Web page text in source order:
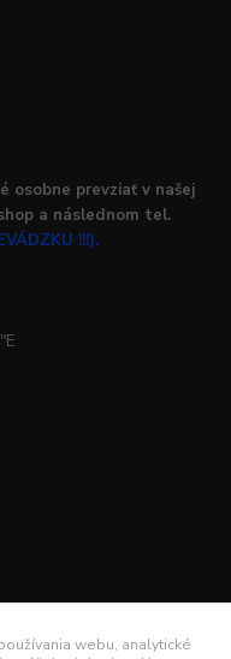
osobne prevziať v našej
a následnom tel.
!!!).
webu, analytické